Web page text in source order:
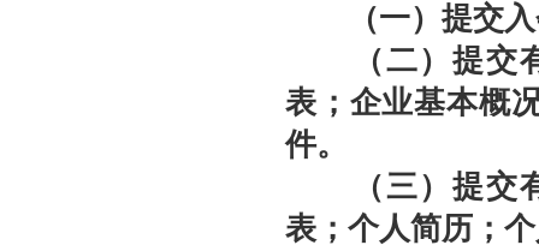
（一）提交入
（二）提交有
表；企业基本概
件。
（三）提交有
表；个人简历；